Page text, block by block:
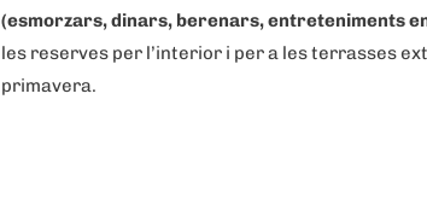
(esmorzars, dinars, berenars, entreteniments
les reserves per l’interior i per a les terrasses
primavera.